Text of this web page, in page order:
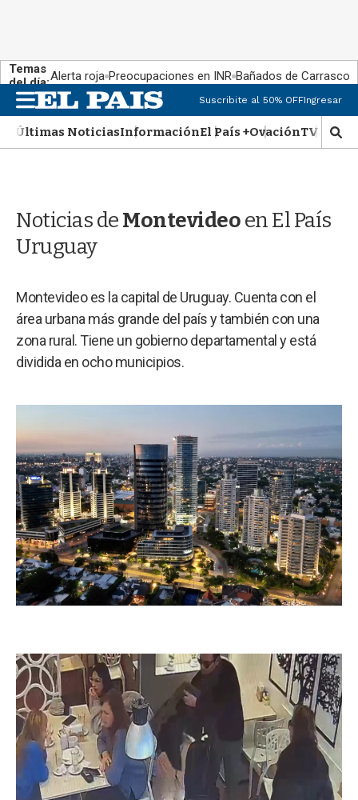
Temas
del día:Alerta roja Preocupaciones en INR Bañados de Carrasco
M
e
n
u
Suscribite al 50% OFFIngresar
Últimas NoticiasInformaciónEl País +OvaciónTV Show
M
o
Noticias deMontevideoen El País
Uruguay
Montevideo es la capital de Uruguay. Cuenta con el
área urbana más grande del país y también con una
zona rural. Tiene un gobierno departamental y está
dividida en ocho municipios.